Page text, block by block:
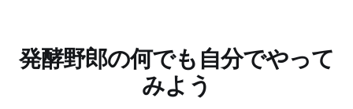
で、長期の服薬が予想されるし、状況が悪いほうに倒れると
後遺症とか副作用が出そう。服薬は絶対忘れたらいけない。
かジムカーナがやりたくなったら走れるだろうって考えたの
もこの車にした要因でした。 2024年 多分だけど、2024年の
夏くらいに、初心者歓迎を明言している草ジムカーナってい
うの？公式ではない隔月開催の大会に混ぜてもらうようにな
発酵野郎の何でも自分でやって
みよう